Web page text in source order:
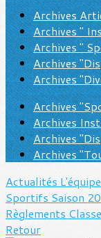
Archives
Archives "
Archives "
Archives
Archives
Archives
Archives
Archives
Archives
Actualités
Sportifs Saison
Règlements
Retour